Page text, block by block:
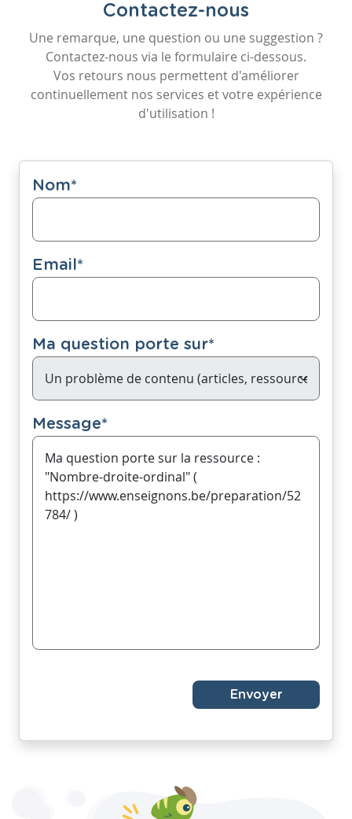
Contactez-nous
Une remarque, une question ou une suggestion ?
Contactez-nous via le formulaire ci-dessous.
Vos retours nous permettent d'améliorer
continuellement nos services et votre expérience
d'utilisation !
Nom*
Email*
Ma question porte sur*
Message*
Envoyer